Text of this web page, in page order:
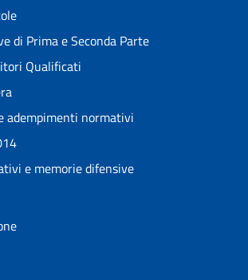
di Prima e Seconda Parte
Qualificati
adempimenti normativi
e memorie difensive